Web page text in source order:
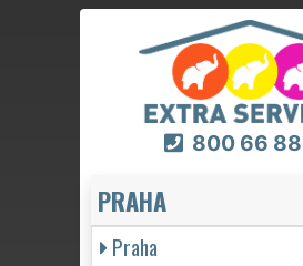
800 66
PRAHA
Praha